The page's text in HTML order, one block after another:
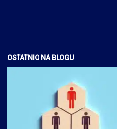
OSTATNIO NA BLOGU